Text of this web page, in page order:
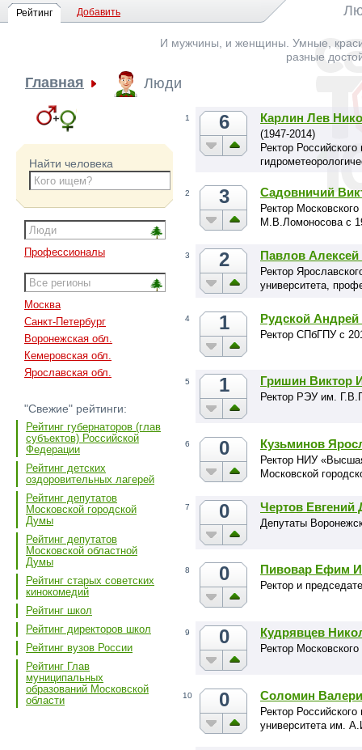
Рейтинг Добавить
И мужчины, и женщины. Умные,
разные
Главная Люди
Найти человека
Профессионалы
Москва
Санкт-Петербург
Воронежская обл.
Кемеровская обл.
Ярославская обл.
"Свежие" рейтинги:
Рейтинг губернаторов (глав
субъектов) Российской
Федерации
Рейтинг детских
оздоровительных лагерей
Рейтинг депутатов
Московской городской
Думы
Рейтинг депутатов
Московской областной
Думы
Рейтинг старых советских
кинокомедий
Рейтинг школ
Рейтинг директоров школ
Рейтинг вузов России
Рейтинг Глав
муниципальных
образований Московской
области
1 6 Карлин Лев
(1947-2014)
Ректор Российского
2 3 Садовничий
Ректор
М.В.Ломоносова с
3 2 Павлов
Ректор
университета,
4 1 Рудской
Ректор СПбГПУ с
5 1 Гришин Виктор
Ректор РЭУ им.
6 0 Кузьминов
Ректор НИУ
Московской
7 0 Чертов Евгений
Депутаты
8 0 Пивовар Ефим
Ректор и
9 0 Кудрявцев
Ректор
10 0 Соломин
Ректор Российского
университета им.